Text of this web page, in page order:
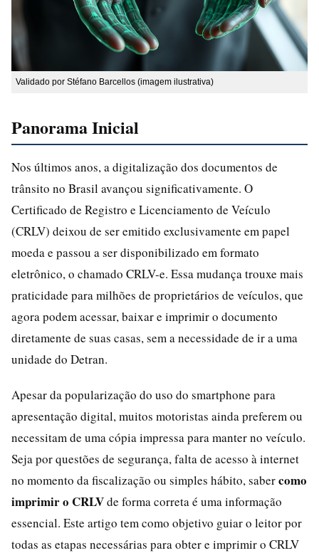
Validado por Stéfano Barcellos (imagem ilustrativa)
Panorama Inicial
Nos últimos anos, a digitalização dos documentos de
trânsito no Brasil avançou significativamente. O
Certificado de Registro e Licenciamento de Veículo
(CRLV) deixou de ser emitido exclusivamente em papel
moeda e passou a ser disponibilizado em formato
eletrônico, o chamado CRLV-e. Essa mudança trouxe mais
praticidade para milhões de proprietários de veículos, que
agora podem acessar, baixar e imprimir o documento
diretamente de suas casas, sem a necessidade de ir a uma
unidade do Detran.
Apesar da popularização do uso do smartphone para
apresentação digital, muitos motoristas ainda preferem ou
necessitam de uma cópia impressa para manter no veículo.
Seja por questões de segurança, falta de acesso à internet
no momento da fiscalização ou simples hábito, sabercomo
imprimir o CRLVde forma correta é uma informação
essencial. Este artigo tem como objetivo guiar o leitor por
todas as etapas necessárias para obter e imprimir o CRLV